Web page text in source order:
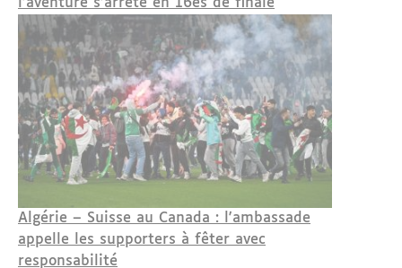
l'aventure s'arrête en 16es de finale
Algérie – Suisse au Canada : l'ambassade
appelle les supporters à fêter avec
responsabilité